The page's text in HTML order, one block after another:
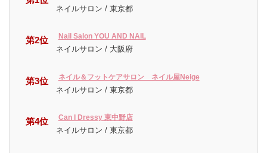
ネイルサロン / 東京都
第2位 Nail Salon YOU AND NAIL
ネイルサロン / 大阪府
第3位 ネイル＆フットケアサロン ネイル屋Neige
ネイルサロン / 東京都
第4位 Can I Dressy 東中野店
ネイルサロン / 東京都